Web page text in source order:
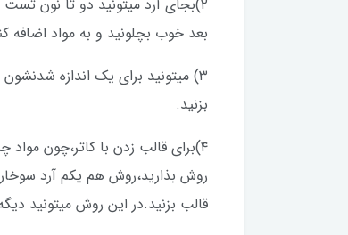
۲)بجای آرد ميتونيد دو تا نون
بعد خوب بچلونيد و به مواد اضافه
۳) ميتونيد برای يك اندازه
بزنيد.
۴)برای قالب زدن با كاتر،چون
روش بذاريد،روش هم يكم آرد
قالب بزنيد.در اين روش ميتونيد